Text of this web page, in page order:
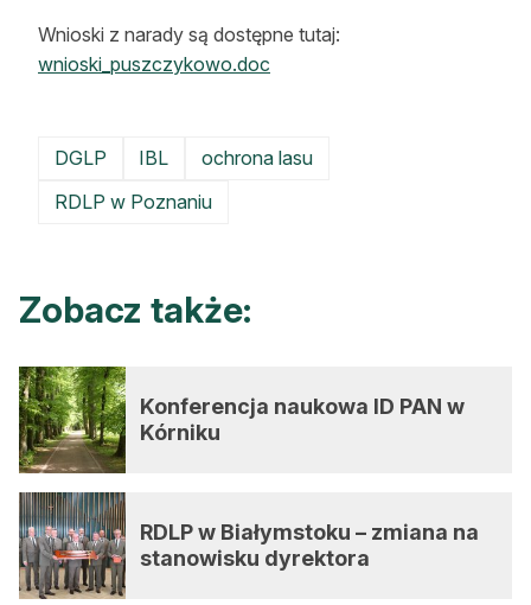
Wnioski z narady są dostępne tutaj:
wnioski_puszczykowo.doc
DGLP IBL
ochrona lasu
RDLP w Poznaniu
Zobacz także:
Konferencja naukowa ID PAN w
Kórniku
RDLP w Białymstoku – zmiana na
stanowisku dyrektora